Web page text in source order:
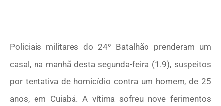
Policiais militares do 24º Batalhão prenderam um
casal, na manhã desta segunda-feira (1.9), suspeitos
por tentativa de homicídio contra um homem, de 25
anos, em Cuiabá. A vítima sofreu nove ferimentos